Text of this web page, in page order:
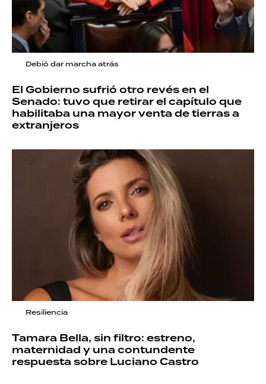
Debió dar marcha atrás
El Gobierno sufrió otro revés en el
Senado: tuvo que retirar el capítulo que
habilitaba una mayor venta de tierras a
extranjeros
Resiliencia
Tamara Bella, sin filtro: estreno,
maternidad y una contundente
respuesta sobre Luciano Castro